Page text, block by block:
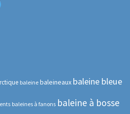
baleine baleineaux baleine bleue
baleines à fanons baleine à bosse